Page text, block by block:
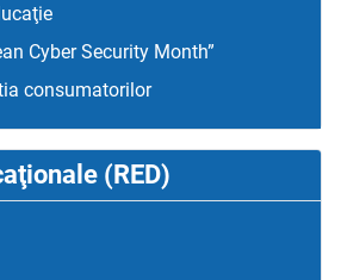
Cyber Security Month”
consumatorilor
(RED)